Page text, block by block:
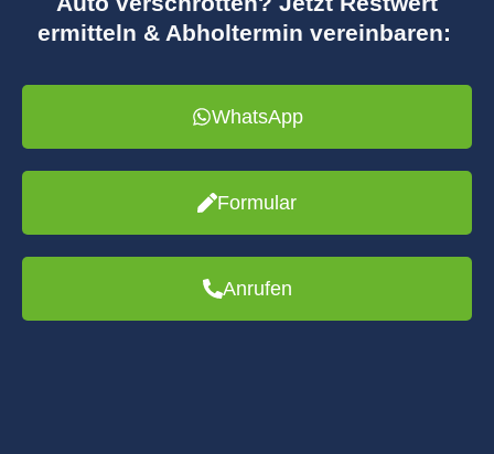
ermitteln & Abholtermin vereinbaren:
WhatsApp
Formular
Anrufen